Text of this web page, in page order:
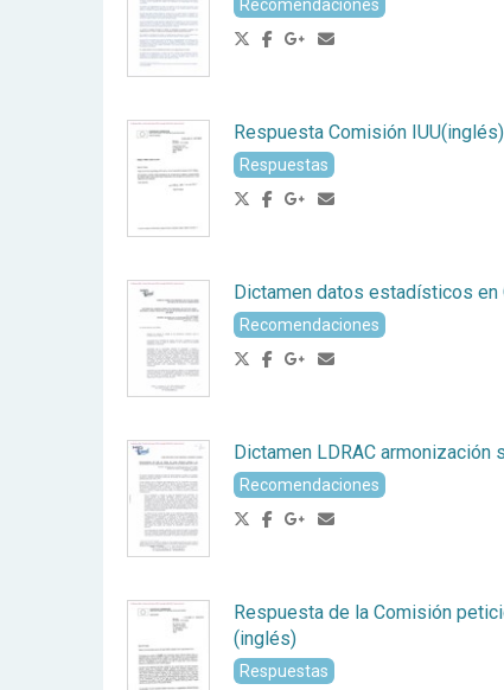
Recomendaciones
Respuesta Comisión IUU(inglés)
Respuestas
Dictamen datos estadísticos en
Recomendaciones
Dictamen LDRAC armonización
Recomendaciones
Respuesta de la Comisión
(inglés)
Respuestas